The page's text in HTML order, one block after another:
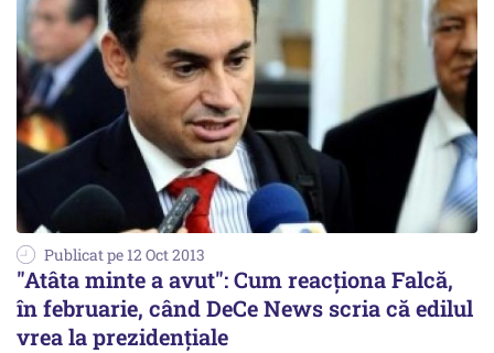
Publicat pe 12 Oct 2013
"Atâta minte a avut": Cum reacționa Falcă,
în februarie, când DeCe News scria că edilul
vrea la prezidențiale